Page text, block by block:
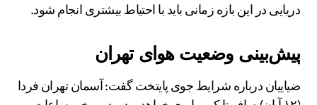
دریایی در این بازه زمانی باید با احتیاط بیشتری انجام شود.
پیش‌بینی وضعیت هوای تهران
ضیاییان درباره شرایط جوی پایتخت گفت: آسمان تهران فردا